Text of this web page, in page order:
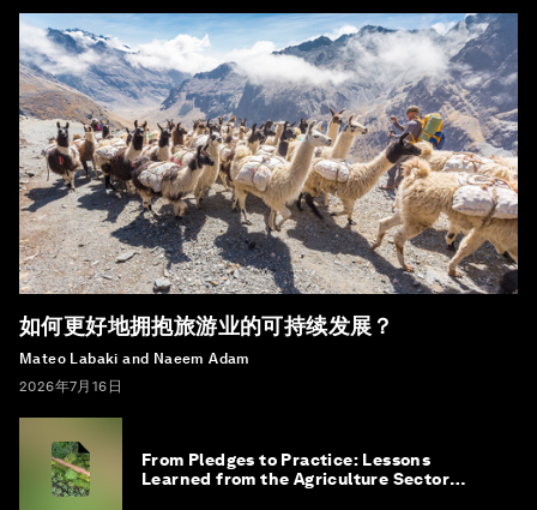
如何更好地拥抱旅游业的可持续发展？
Mateo Labaki and Naeem Adam
2026年7月16日
From Pledges to Practice: Lessons
Learned from the Agriculture Sector